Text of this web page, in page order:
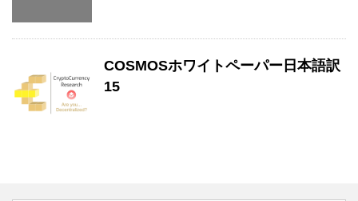
COSMOSホワイトペーパー日本語訳
15